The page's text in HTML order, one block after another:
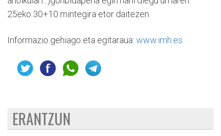
25eko 30+10 mintegira etor daitezen.
Informazio gehiago eta egitaraua: www.imh.es
ERANTZUN